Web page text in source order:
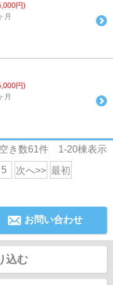
円)
月
円)
月
き数61件 1-20棟表示
5 次へ>> 最初
お問い合わせ
込む